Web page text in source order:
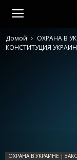
Домой
ОХРАНА В
КОНСТИТУЦИЯ
ОХРАНА В УКРАИНЕ |